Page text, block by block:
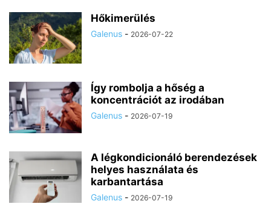
Hőkimerülés
Galenus - 2026-07-22
Így rombolja a hőség a
koncentrációt az irodában
Galenus - 2026-07-19
A légkondicionáló berendezések
helyes használata és
karbantartása
Galenus - 2026-07-19